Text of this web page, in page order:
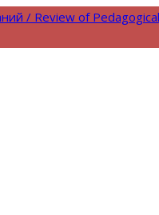
/ Review of